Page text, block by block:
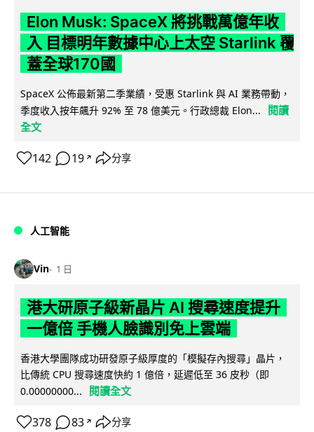
Elon Musk: SpaceX 將挑戰萬億年收
入 目標明年數據中心上太空 Starlink 覆
蓋全球170國
SpaceX 公佈最新第二季業績，受惠 Starlink 與 AI 業務帶動，
季度收入按年飆升 92% 至 78 億美元。行政總裁 Elon...
閱讀
全文
142 19 ↗ 分享
人工智能
Vin 1 日
港大研原子級新晶片 AI 搜尋速度提升
一億倍 手機人臉識別免上雲端
香港大學團隊成功研發原子級厚度的「模擬存內搜尋」晶片，
比傳統 CPU 搜尋速度快約 1 億倍，延遲低至 36 皮秒（即
0.00000000...
閱讀全文
378 83 ↗ 分享